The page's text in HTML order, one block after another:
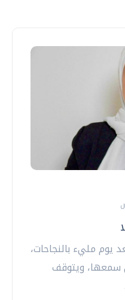
يوم مليء بالنجاحات،
سمعها، ويتوقف